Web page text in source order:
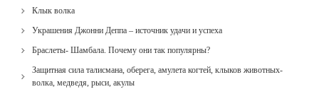
Клык волка
Украшения Джонни Деппа – источник удачи и успеха
Браслеты- Шамбала. Почему они так популярны?
Защитная сила талисмана, оберега, амулета когтей, клыков животных-
волка, медведя, рыси, акулы